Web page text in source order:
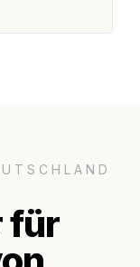
für